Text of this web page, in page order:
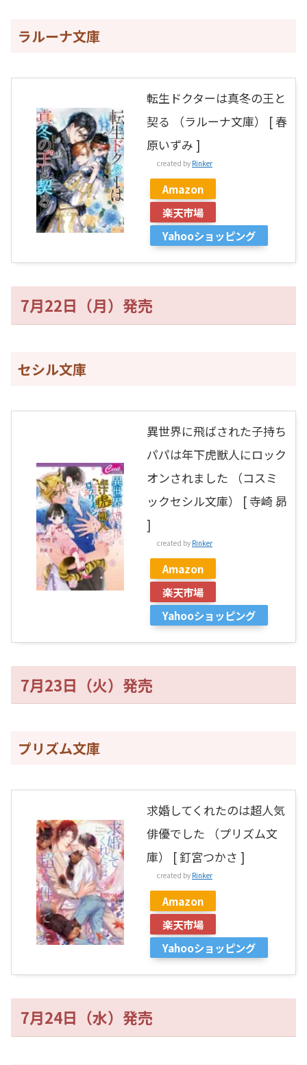
ラルーナ文庫
転生ドクターは真冬の王と
契る （ラルーナ文庫） [ 春
原いずみ ]
created by Rinker
Amazon
楽天市場
Yahooショッピング
7月22日（月）発売
セシル文庫
異世界に飛ばされた子持ち
パパは年下虎獣人にロック
オンされました （コスミ
ックセシル文庫） [ 寺崎 昴
]
created by Rinker
Amazon
楽天市場
Yahooショッピング
7月23日（火）発売
プリズム文庫
求婚してくれたのは超人気
俳優でした （プリズム文
庫） [ 釘宮つかさ ]
created by Rinker
Amazon
楽天市場
Yahooショッピング
7月24日（水）発売